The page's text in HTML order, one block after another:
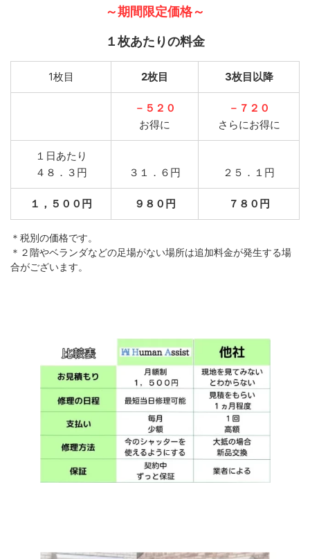
～期間限定価格～
１枚あたりの料金
1枚目 2枚目 3枚目以降
－５２０
お得に
－７２０
さらにお得に
１日あたり
４８．３円
３１．６円 ２５．１円
１，５００円 ９８０円 ７８０円
＊税別の価格です。
＊２階やベランダなどの足場がない場所は追加料金が発生する場
合がございます。